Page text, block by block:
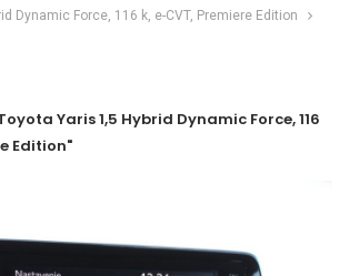
Dynamic Force, 116 k, e-CVT, Premiere Edition
Yaris 1,5 Hybrid Dynamic Force, 116
Edition"